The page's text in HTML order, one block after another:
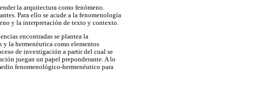
la arquitectura como fenómeno.
Para ello se acude a la fenomenología
y la interpretación de texto y contexto.
encontradas se plantea la
la hermenéutica como elementos
de investigación a partir del cual se
juegan un papel preponderante. A lo
fenomenológico-hermenéutico para